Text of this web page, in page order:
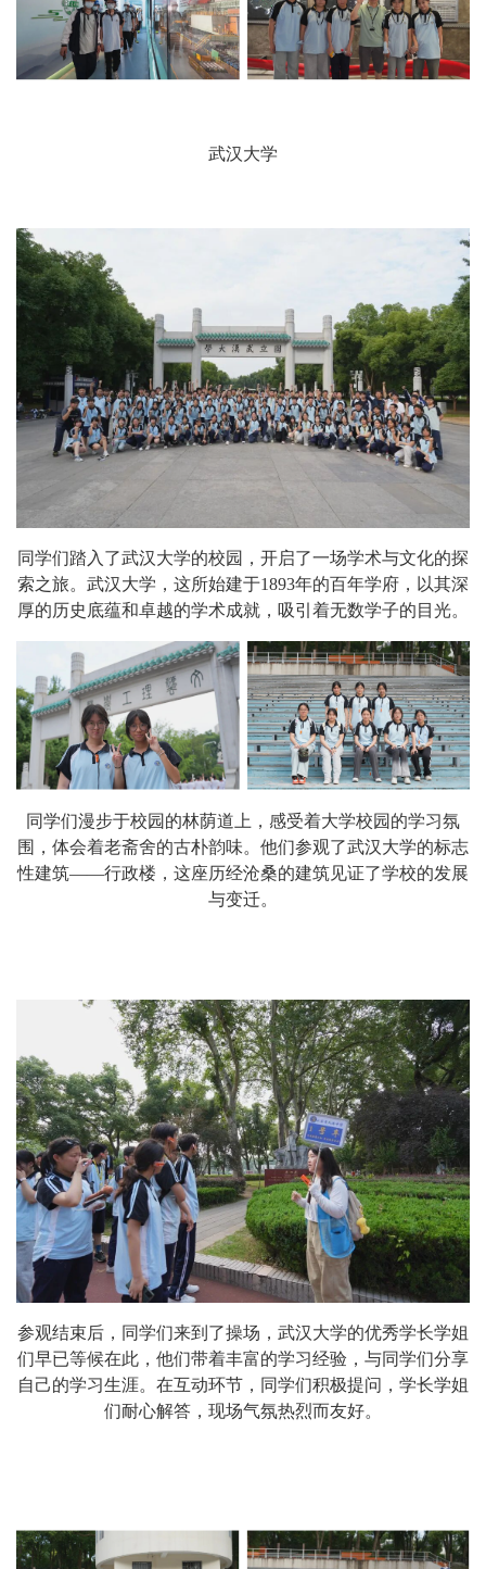
武汉大学
同学们踏入了武汉大学的校园，开启了一场学术与文化的探
索之旅。武汉大学，这所始建于1893年的百年学府，以其深
厚的历史底蕴和卓越的学术成就，吸引着无数学子的目光。
同学们漫步于校园的林荫道上，感受着大学校园的学习氛
围，体会着老斋舍的古朴韵味。他们参观了武汉大学的标志
性建筑——行政楼，这座历经沧桑的建筑见证了学校的发展
与变迁。
参观结束后，同学们来到了操场，武汉大学的优秀学长学姐
们早已等候在此，他们带着丰富的学习经验，与同学们分享
自己的学习生涯。在互动环节，同学们积极提问，学长学姐
们耐心解答，现场气氛热烈而友好。